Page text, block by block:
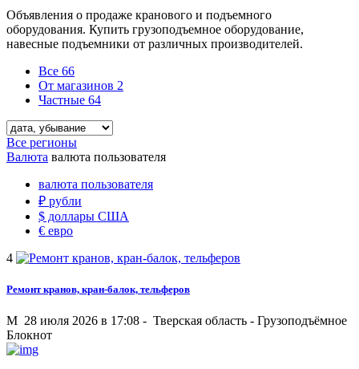
Объявления о продаже кранового и подъемного
оборудования. Купить грузоподъемное оборудование,
навесные подъемники от различных производителей.
Все 66
От магазинов 2
Частные 64
Все регионы
Валюта валюта пользователя
валюта пользователя
₽ рубли
$ доллары США
€ евро
4
Ремонт кранов, кран-балок, тельферов
M 28 июля 2026 в 17:08 - Тверская область - Грузоподъёмное
Блокнот